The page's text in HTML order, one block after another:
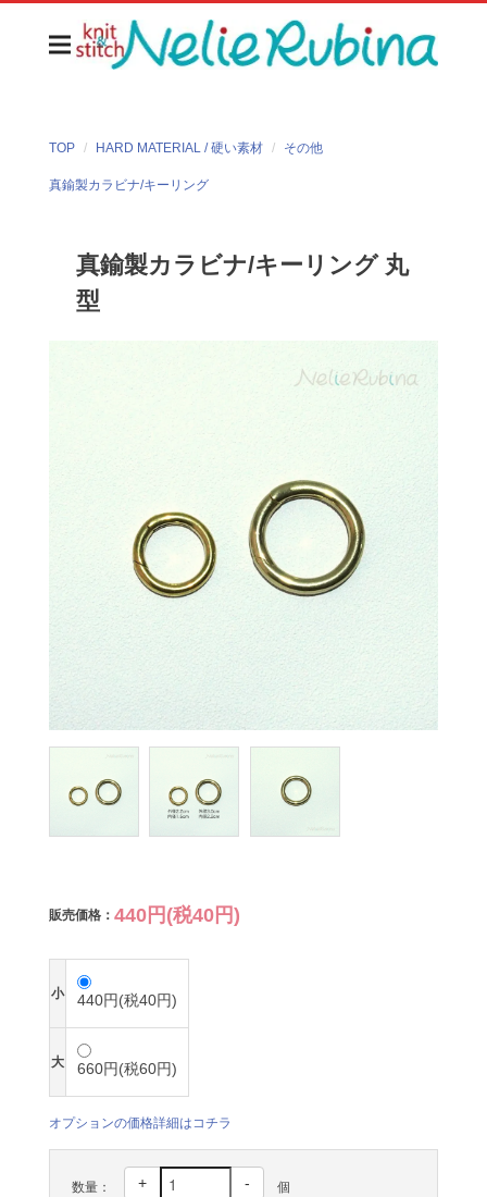
TOP HARD MATERIAL / 硬い素材 その他
真鍮製カラビナ/キーリング
真鍮製カラビナ/キーリング 丸
型
販売価格：440円(税40円)
小 440円(税40円)
大 660円(税60円)
オプションの価格詳細はコチラ
数量： + - 個